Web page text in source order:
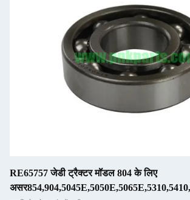
RE65757 जेडी ट्रैक्टर मॉडल 804 के लिए